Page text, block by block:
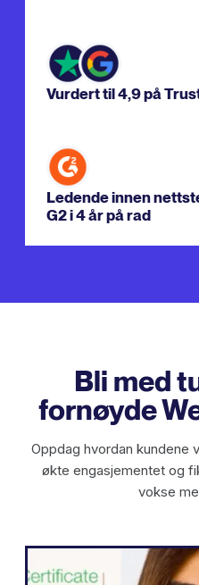
Vurdert til 4,9 på
Ledende innen
G2 i 4 år på rad
Bli med
fornøyde
Oppdag hvordan kundene
økte engasjementet og
vokse